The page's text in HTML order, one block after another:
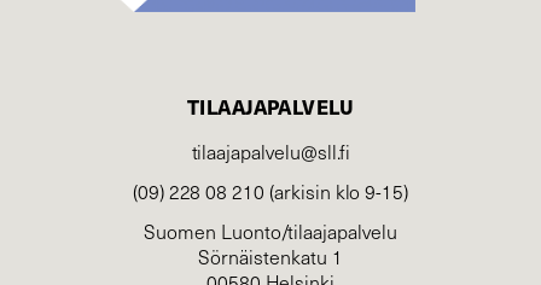
TILAAJAPALVELU
tilaajapalvelu@sll.fi
(09) 228 08 210 (arkisin klo 9-15)
Suomen Luonto/tilaajapalvelu
Sörnäistenkatu 1